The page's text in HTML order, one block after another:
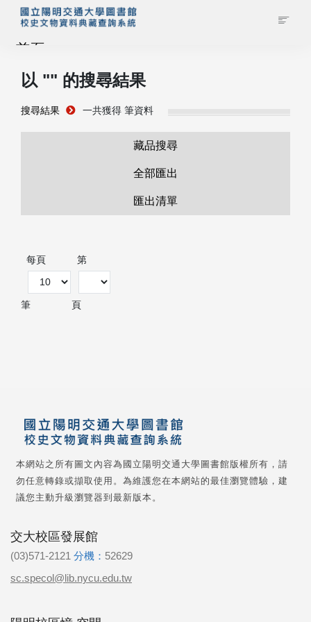
首頁
藏品查詢
以 "" 的搜尋結果
搜尋結果 一共獲得 筆資料
藏品搜尋
全部匯出
匯出清單
每頁
筆
第
頁
本網站之所有圖文內容為國立陽明交通大學圖書館版權所有，請
勿任意轉錄或擷取使用。為維護您在本網站的最佳瀏覽體驗，建
議您主動升級瀏覽器到最新版本。
交大校區發展館
(03)571-2121 分機： 52629
sc.specol@lib.nycu.edu.tw